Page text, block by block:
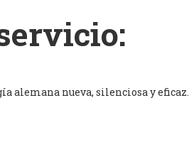
alemana nueva, silenciosa y eficaz.